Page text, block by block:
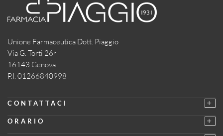
Unione Farmaceutica Dott. Piaggio
Via G. Torti 26r
16143 Genova
P.I. 01266840998
CONTATTACI
ORARIO